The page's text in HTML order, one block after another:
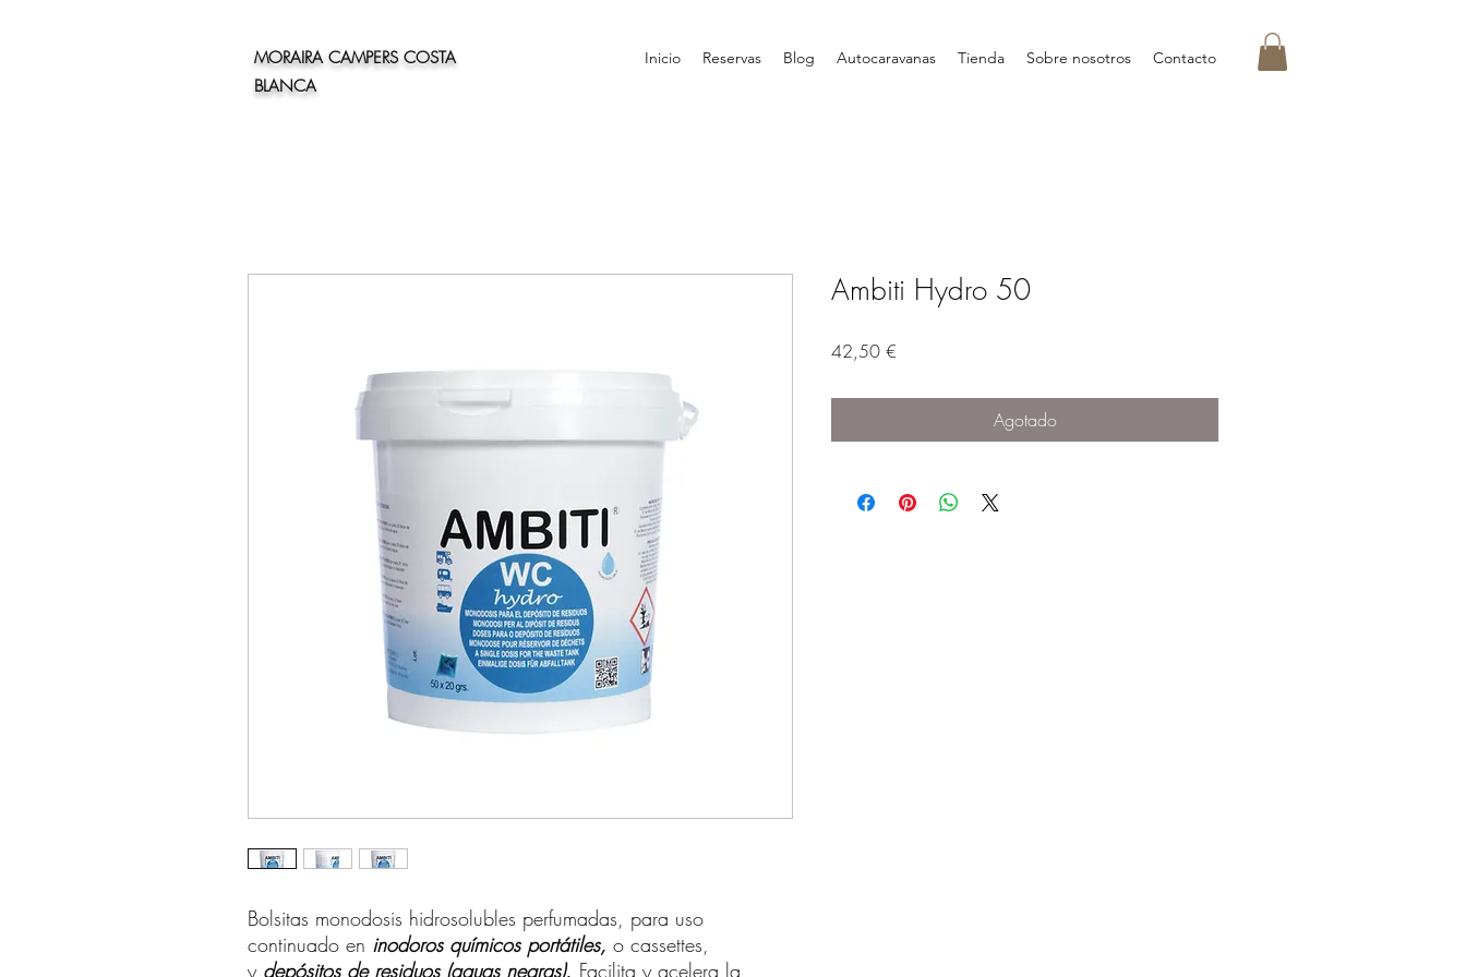
MORAIRA CAMPERS COSTA
BLANCA
Inicio Reservas Blog Autocaravanas Tienda Sobre nosotros Contacto
Bolsitas monodosis hidrosolubles perfumadas, para uso
continuado en inodoros químicos portátiles, o cassettes,
y depósitos de residuos (aguas negras). Facilita y acelera la
Ambiti Hydro 50
42,50 €
Agotado